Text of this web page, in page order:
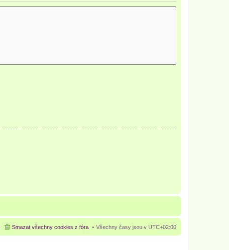
Všechny časy jsou v UTC+02:00
Smazat všechny cookies z fóra